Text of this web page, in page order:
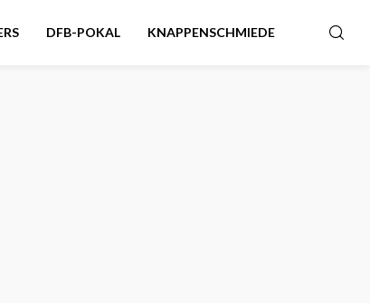
DFB-POKAL KNAPPENSCHMIEDE